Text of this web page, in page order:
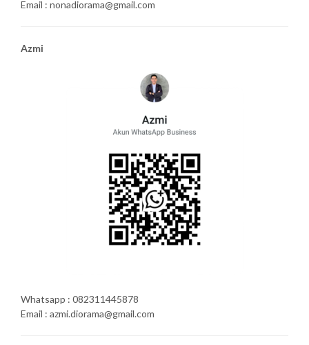
Email : nonadiorama@gmail.com
Azmi
Whatsapp : 082311445878
Email : azmi.diorama@gmail.com